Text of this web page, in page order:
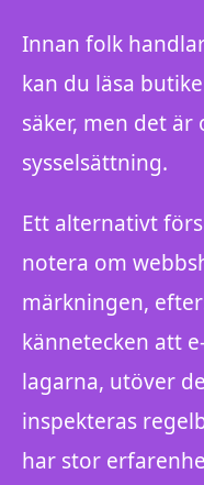
Innan folk
kan du läsa
säker, men det
sysselsättning.
Ett alternativt
notera om
märkningen,
kännetecken att
lagarna, utöver
inspekteras
har stor